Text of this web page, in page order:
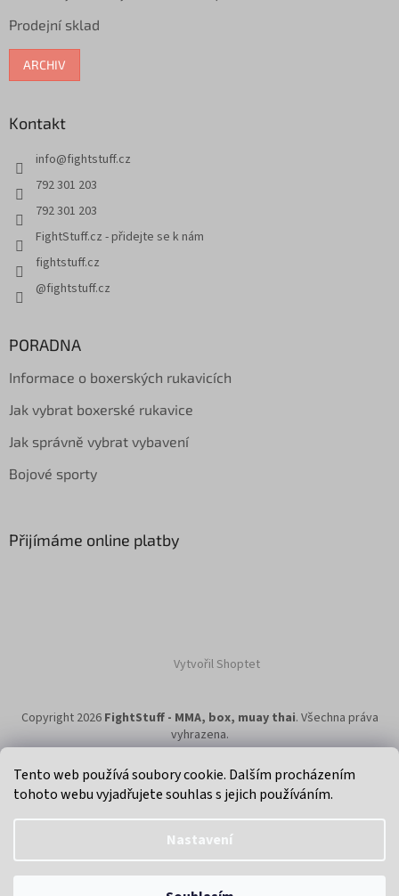
Tento web používá soubory cookie. Dalším procházením
tohoto webu vyjadřujete souhlas s jejich používáním.
Nastavení
Prodejní sklad
ARCHIV
Kontakt
info@fightstuff.cz
792 301 203
792 301 203
FightStuff.cz - přidejte se k nám
fightstuff.cz
@fightstuff.cz
PORADNA
Informace o boxerských rukavicích
Jak vybrat boxerské rukavice
Jak správně vybrat vybavení
Bojové sporty
Přijímáme online platby
Vytvořil Shoptet
Copyright 2026 FightStuff - MMA, box, muay thai. Všechna práva
vyhrazena.
Klikni na super eshop pro cyklisty a bikery.